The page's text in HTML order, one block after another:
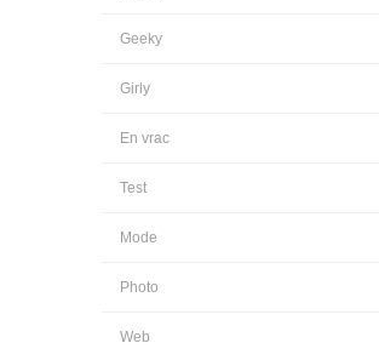
Geeky
Girly
En vrac
Test
Mode
Photo
Web